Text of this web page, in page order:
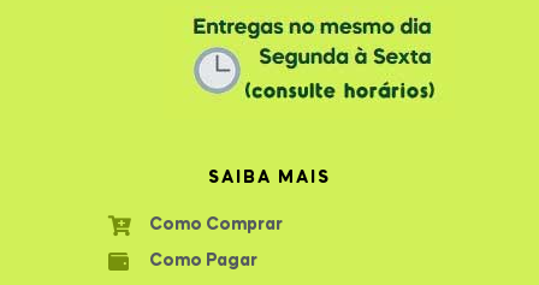
SAIBA MAIS
Como Comprar
Como Pagar